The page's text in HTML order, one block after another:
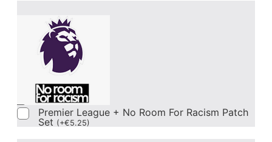
Premier League + No Room For Racism Patch
Set (+€5.25)